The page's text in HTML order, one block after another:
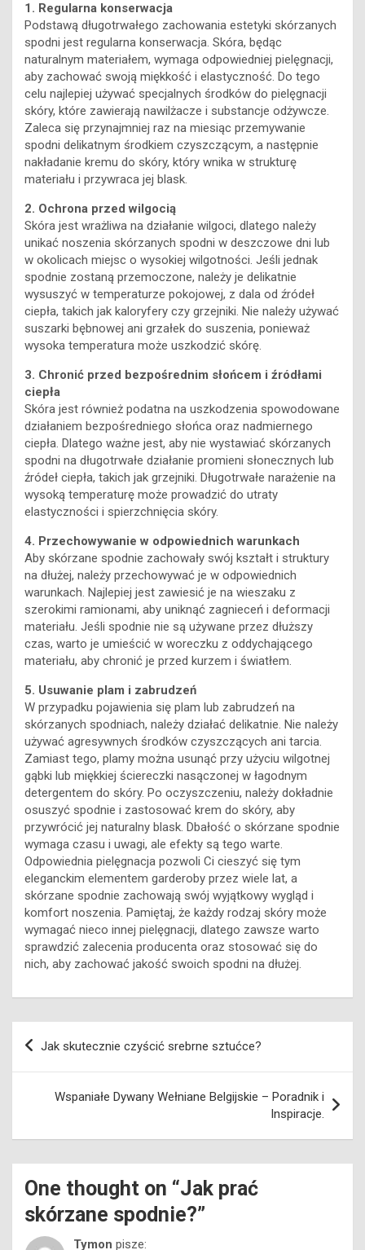
1. Regularna konserwacja
Podstawą długotrwałego zachowania estetyki skórzanych
spodni jest regularna konserwacja. Skóra, będąc
naturalnym materiałem, wymaga odpowiedniej pielęgnacji,
aby zachować swoją miękkość i elastyczność. Do tego
celu najlepiej używać specjalnych środków do pielęgnacji
skóry, które zawierają nawilżacze i substancje odżywcze.
Zaleca się przynajmniej raz na miesiąc przemywanie
spodni delikatnym środkiem czyszczącym, a następnie
nakładanie kremu do skóry, który wnika w strukturę
materiału i przywraca jej blask.
2. Ochrona przed wilgocią
Skóra jest wrażliwa na działanie wilgoci, dlatego należy
unikać noszenia skórzanych spodni w deszczowe dni lub
w okolicach miejsc o wysokiej wilgotności. Jeśli jednak
spodnie zostaną przemoczone, należy je delikatnie
wysuszyć w temperaturze pokojowej, z dala od źródeł
ciepła, takich jak kaloryfery czy grzejniki. Nie należy używać
suszarki bębnowej ani grzałek do suszenia, ponieważ
wysoka temperatura może uszkodzić skórę.
3. Chronić przed bezpośrednim słońcem i źródłami
ciepła
Skóra jest również podatna na uszkodzenia spowodowane
działaniem bezpośredniego słońca oraz nadmiernego
ciepła. Dlatego ważne jest, aby nie wystawiać skórzanych
spodni na długotrwałe działanie promieni słonecznych lub
źródeł ciepła, takich jak grzejniki. Długotrwałe narażenie na
wysoką temperaturę może prowadzić do utraty
elastyczności i spierzchnięcia skóry.
4. Przechowywanie w odpowiednich warunkach
Aby skórzane spodnie zachowały swój kształt i struktury
na dłużej, należy przechowywać je w odpowiednich
warunkach. Najlepiej jest zawiesić je na wieszaku z
szerokimi ramionami, aby uniknąć zagnieceń i deformacji
materiału. Jeśli spodnie nie są używane przez dłuższy
czas, warto je umieścić w woreczku z oddychającego
materiału, aby chronić je przed kurzem i światłem.
5. Usuwanie plam i zabrudzeń
W przypadku pojawienia się plam lub zabrudzeń na
skórzanych spodniach, należy działać delikatnie. Nie należy
używać agresywnych środków czyszczących ani tarcia.
Zamiast tego, plamy można usunąć przy użyciu wilgotnej
gąbki lub miękkiej ściereczki nasączonej w łagodnym
detergentem do skóry. Po oczyszczeniu, należy dokładnie
osuszyć spodnie i zastosować krem do skóry, aby
przywrócić jej naturalny blask. Dbałość o skórzane spodnie
wymaga czasu i uwagi, ale efekty są tego warte.
Odpowiednia pielęgnacja pozwoli Ci cieszyć się tym
eleganckim elementem garderoby przez wiele lat, a
skórzane spodnie zachowają swój wyjątkowy wygląd i
komfort noszenia. Pamiętaj, że każdy rodzaj skóry może
wymagać nieco innej pielęgnacji, dlatego zawsze warto
sprawdzić zalecenia producenta oraz stosować się do
nich, aby zachować jakość swoich spodni na dłużej.
Nawigacja
Jak skutecznie czyścić srebrne sztućce?
Wspaniałe Dywany Wełniane Belgijskie – Poradnik i
Inspiracje.
One thought on “Jak prać
skórzane spodnie?”
Tymon pisze: